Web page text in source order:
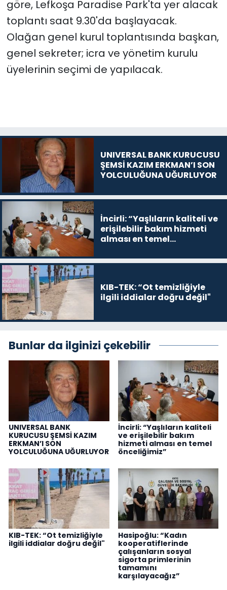
göre, Lefkoşa Paradise Park'ta yer alacak
toplantı saat 9.30'da başlayacak.
Olağan genel kurul toplantısında başkan,
genel sekreter; icra ve yönetim kurulu
üyelerinin seçimi de yapılacak.
UNIVERSAL BANK KURUCUSU
ŞEMSİ KAZIM ERKMAN’I SON
YOLCULUĞUNA UĞURLUYOR
İncirli: “Yaşlıların kaliteli ve
erişilebilir bakım hizmeti
alması en temel
KIB-TEK: “Ot temizliğiyle
ilgili iddialar doğru değil"
Bunlar da ilginizi çekebilir
UNIVERSAL BANK
KURUCUSU ŞEMSİ KAZIM
ERKMAN’I SON
YOLCULUĞUNA UĞURLUYOR
İncirli: “Yaşlıların kaliteli
ve erişilebilir bakım
hizmeti alması en temel
önceliğimiz”
KIB-TEK: “Ot temizliğiyle
ilgili iddialar doğru değil"
Hasipoğlu: “Kadın
kooperatiflerinde
çalışanların sosyal
sigorta primlerinin
tamamını
karşılayacağız”
TÜRKiYE
Video Galeri